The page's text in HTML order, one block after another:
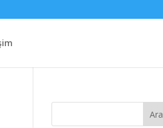
Ara